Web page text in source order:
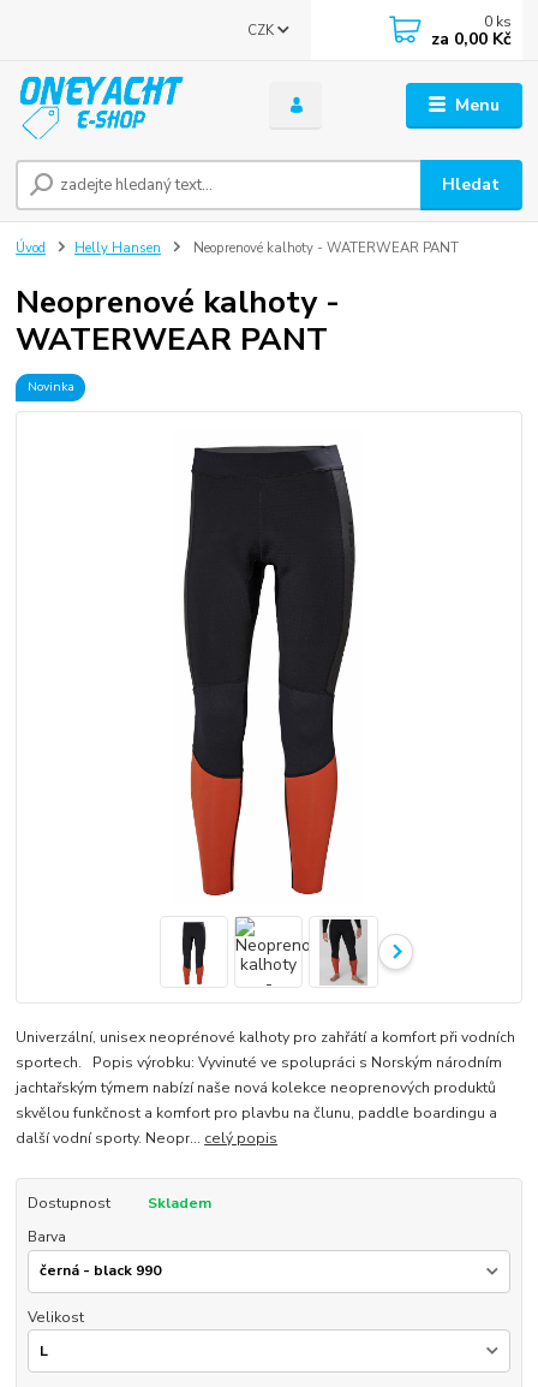
Menu
CZK
Hledat
0 ks
za 0,00 Kč
Úvod Helly Hansen Neoprenové kalhoty - WATERWEAR PANT
Neoprenové kalhoty -
WATERWEAR PANT
Novinka
Univerzální, unisex neoprénové kalhoty pro zahřátí a komfort při vodních
sportech. Popis výrobku: Vyvinuté ve spolupráci s Norským národním
jachtařským týmem nabízí naše nová kolekce neoprenových produktů
skvělou funkčnost a komfort pro plavbu na člunu, paddle boardingu a
další vodní sporty. Neopr... celý popis
Dostupnost
Skladem
Barva
Velikost